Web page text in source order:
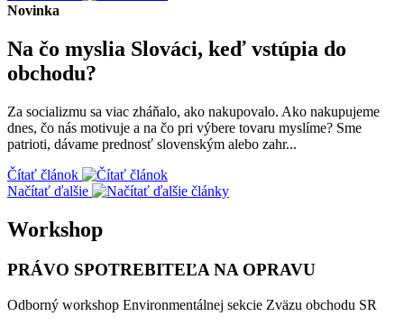
Novinka
Na čo myslia Slováci, keď vstúpia do
obchodu?
Za socializmu sa viac zháňalo, ako nakupovalo. Ako nakupujeme
dnes, čo nás motivuje a na čo pri výbere tovaru myslíme? Sme
patrioti, dávame prednosť slovenským alebo zahr...
Čítať článok
Načítať ďalšie
Workshop
PRÁVO SPOTREBITEĽA NA OPRAVU
Odborný workshop Environmentálnej sekcie Zväzu obchodu SR